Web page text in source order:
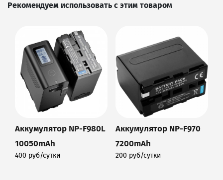
Рекомендуем использовать с этим товаром
Аккумулятор NP-F980L
10050mAh
400 руб/сутки
Аккумулятор NP-F970
7200mAh
200 руб/сутки